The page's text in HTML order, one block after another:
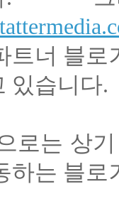
트너 블로
있습니다.
로는 상
하는 블로